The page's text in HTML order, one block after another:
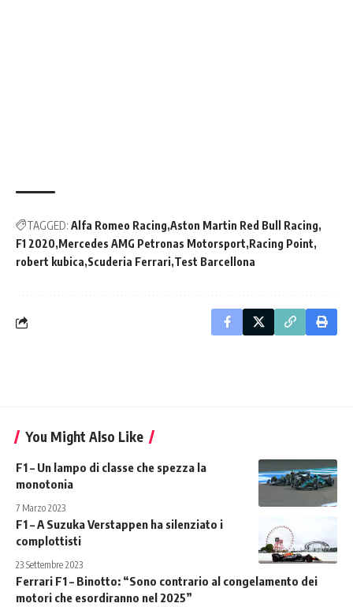
TAGGED: Alfa Romeo Racing Aston Martin Red Bull Racing
F1 2020 Mercedes AMG Petronas Motorsport Racing Point
robert kubica Scuderia Ferrari Test Barcellona
You Might Also Like
F1 – Un lampo di classe che spezza la
monotonia
7 Marzo 2023
F1 – A Suzuka Verstappen ha silenziato i
complottisti
23 Settembre 2023
Ferrari F1 – Binotto: “Sono contrario al congelamento dei
motori che esordiranno nel 2025”